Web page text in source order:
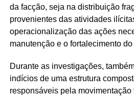
da facção, seja na distribuição
provenientes das atividades
operacionalização das ações
manutenção e o fortalecimento
Durante as investigações,
indícios de uma estrutura
responsáveis pela